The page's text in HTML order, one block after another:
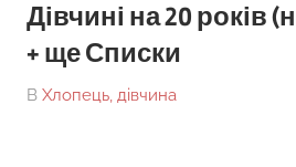
Дівчині на 20 років
+ ще Списки
On
By
В Хлопець, дівчина